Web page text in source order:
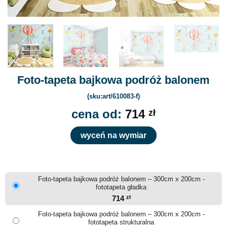
Foto-tapeta bajkowa podróż balonem
(sku:art/610083-f)
cena od: 714 zł
wyceń na wymiar
Foto-tapeta bajkowa podróż balonem – 300cm x 200cm -
fototapeta gładka
714 zł
Foto-tapeta bajkowa podróż balonem – 300cm x 200cm -
fototapeta strukturalna